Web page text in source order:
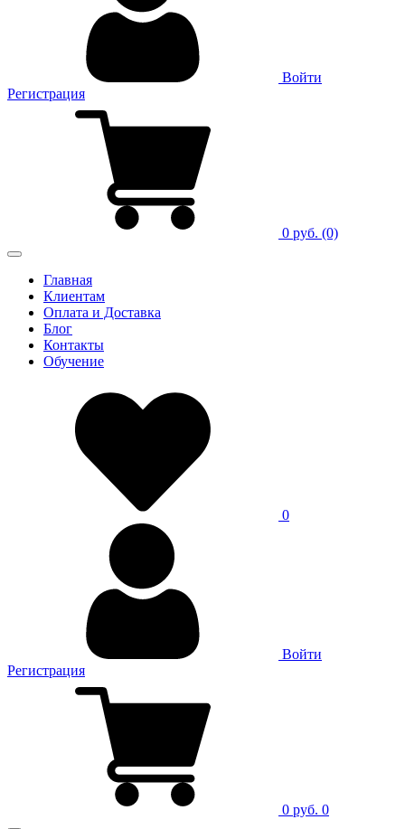
Войти
Регистрация
0 руб. (0)
Главная
Клиентам
Оплата и Доставка
Блог
Контакты
Обучение
0
Войти
Регистрация
0 руб. 0